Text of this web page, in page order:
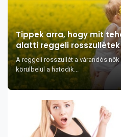
Tippek arra, hogy mit
alatti reggeli
A reggeli rosszullét a várandós
körülbelül a hatodik...